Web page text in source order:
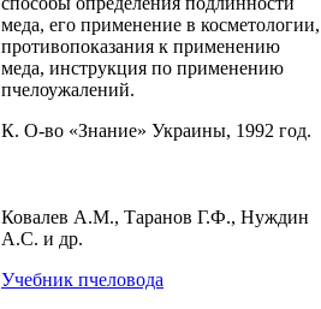
меда, его применение в косметологии,
противопоказания к применению
меда, инструкция по применению
пчелоужалений.
К. О-во «Знание» Украины, 1992 год.
Ковалев А.М., Таранов Г.Ф., Нуждин
А.С. и др.
Учебник пчеловода